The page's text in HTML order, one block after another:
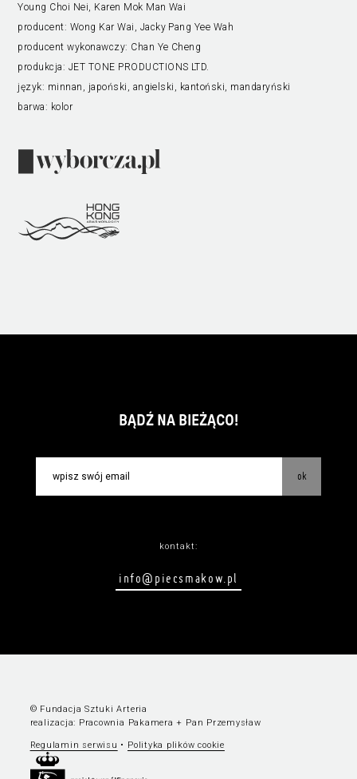
Young Choi Nei, Karen Mok Man Wai
producent: Wong Kar Wai, Jacky Pang Yee Wah
producent wykonawczy: Chan Ye Cheng
produkcja: JET TONE PRODUCTIONS LTD.
język: minnan, japoński, angielski, kantoński, mandaryński
barwa: kolor
BĄDŹ NA BIEŻĄCO!
ok
kontakt:
info@piecsmakow.pl
© Fundacja Sztuki Arteria
realizacja: Pracownia Pakamera + Pan Przemysław
Regulamin serwisu • Polityka plików cookie